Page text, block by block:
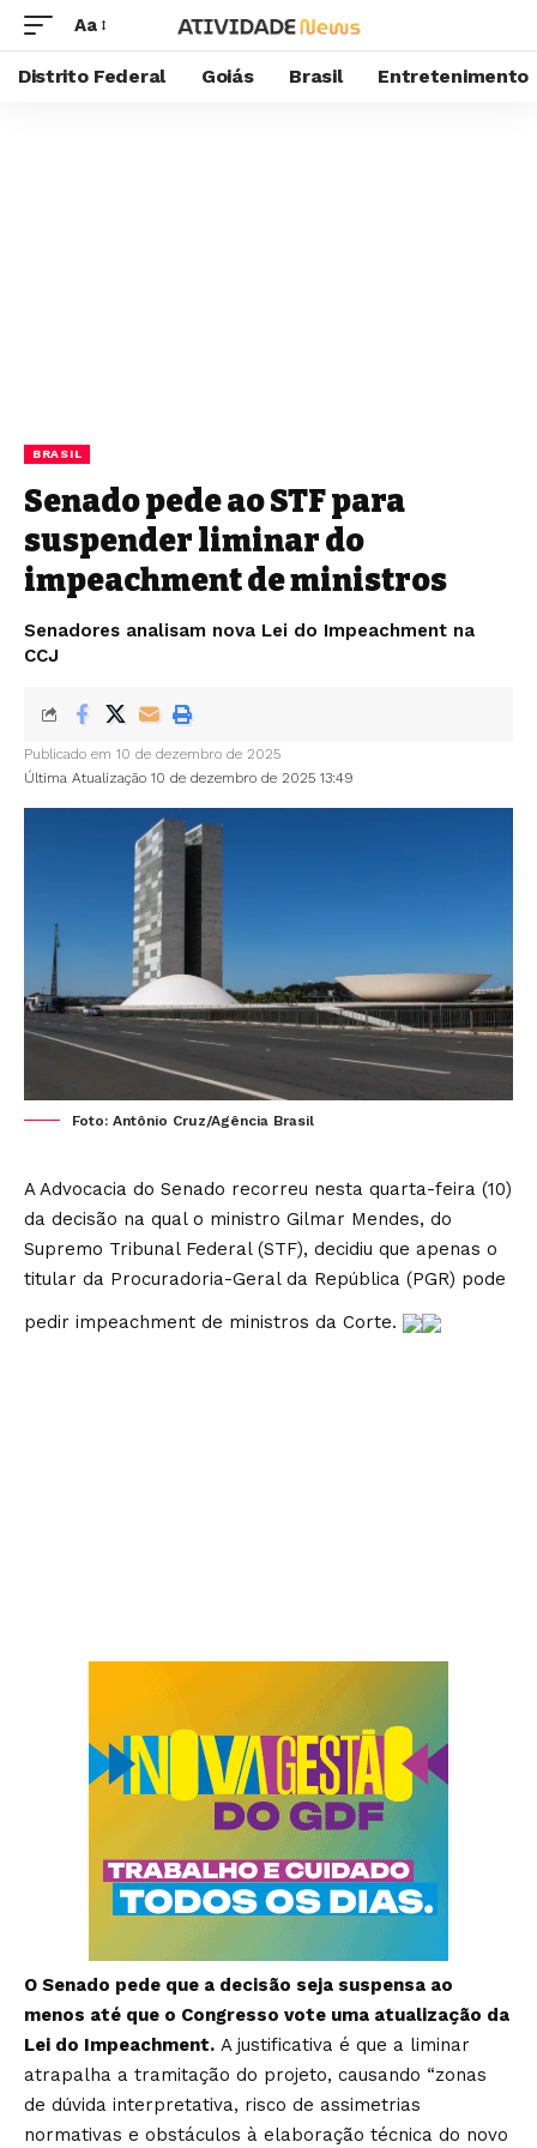
Aa
Distrito Federal Goiás Brasil Entretenimento
BRASIL
Senado pede ao STF para
suspender liminar do
impeachment de ministros
Senadores analisam nova Lei do Impeachment na
CCJ
Última Atualização 10 de dezembro de 2025 13:49
Publicado em 10 de dezembro de 2025
Foto: Antônio Cruz/Agência Brasil
A Advocacia do Senado recorreu nesta quarta-feira (10)
da decisão na qual o ministro Gilmar Mendes, do
Supremo Tribunal Federal (STF), decidiu que apenas o
titular da Procuradoria-Geral da República (PGR) pode
pedir impeachment de ministros da Corte.
O Senado pede que a decisão seja suspensa ao
menos até que o Congresso vote uma atualização da
Lei do Impeachment. A justificativa é que a liminar
atrapalha a tramitação do projeto, causando “zonas
de dúvida interpretativa, risco de assimetrias
normativas e obstáculos à elaboração técnica do novo